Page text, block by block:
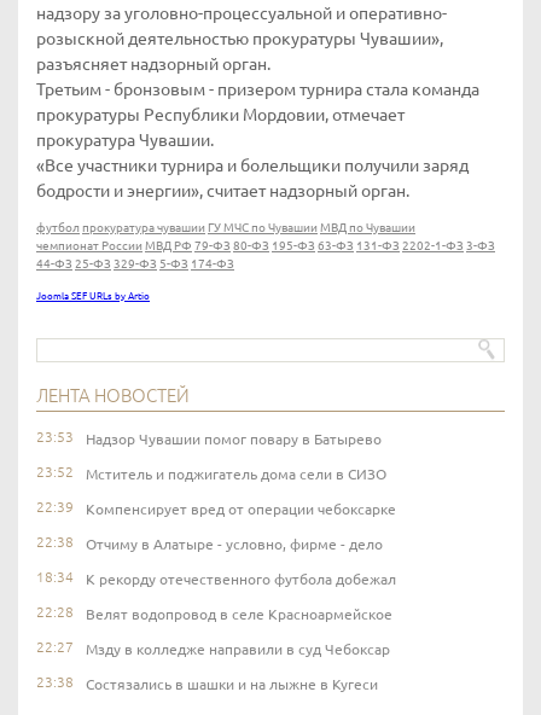
надзору за уголовно-процессуальной и оперативно-
розыскной деятельностью прокуратуры Чувашии»,
разъясняет надзорный орган.
Третьим - бронзовым - призером турнира стала команда
прокуратуры Республики Мордовии, отмечает
прокуратура Чувашии.
«Все участники турнира и болельщики получили заряд
бодрости и энергии», считает надзорный орган.
футбол прокуратура чувашии ГУ МЧС по Чувашии МВД по Чувашии
чемпионат России МВД РФ 79-ФЗ 80-ФЗ 195-ФЗ 63-ФЗ 131-ФЗ 2202-1-ФЗ 3-ФЗ
44-ФЗ 25-ФЗ 329-ФЗ 5-ФЗ 174-ФЗ
Joomla SEF URLs by Artio
ЛЕНТА НОВОСТЕЙ
23:53 Надзор Чувашии помог повару в Батырево
23:52 Мститель и поджигатель дома сели в СИЗО
22:39 Компенсирует вред от операции чебоксарке
22:38 Отчиму в Алатыре - условно, фирме - дело
18:34 К рекорду отечественного футбола добежал
22:28 Велят водопровод в селе Красноармейское
22:27 Мзду в колледже направили в суд Чебоксар
23:38 Состязались в шашки и на лыжне в Кугеси